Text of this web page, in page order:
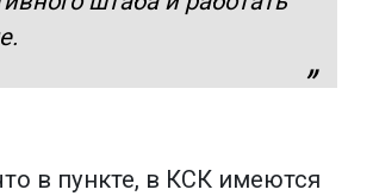
в пункте, в КСК имеются